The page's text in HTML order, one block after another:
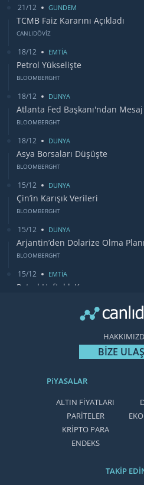
21/12 GUNDEM
TCMB Faiz Kararını Açıkladı
CANLIDÖVİZ
18/12 EMTİA
Petrol Yükselişte
BLOOMBERGHT
18/12 DUNYA
Atlanta Fed Başkanı'ndan Mesaj
BLOOMBERGHT
18/12 DUNYA
Asya Borsaları Düşüşte
BLOOMBERGHT
15/12 DUNYA
Çin’in Karışık Verileri
BLOOMBERGHT
15/12 DUNYA
Arjantin’den Dolarize Olma Planı
BLOOMBERGHT
15/12 EMTİA
Petrol Haftalık Kazancı
Bugün Gözler Fed Faiz Kararında
BİZE
PiYASALAR
ALTIN FİYATLARI
PARİTELER
KRİPTO PARA
ENDEKS
TAKİP